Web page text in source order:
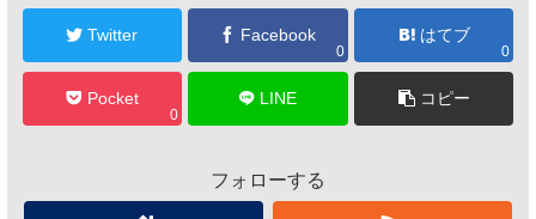
Twitter Facebook
0
はてブ
0
Pocket
0
LINE コピー
フォローする